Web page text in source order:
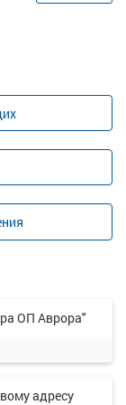
ОП Аврора"
адресу